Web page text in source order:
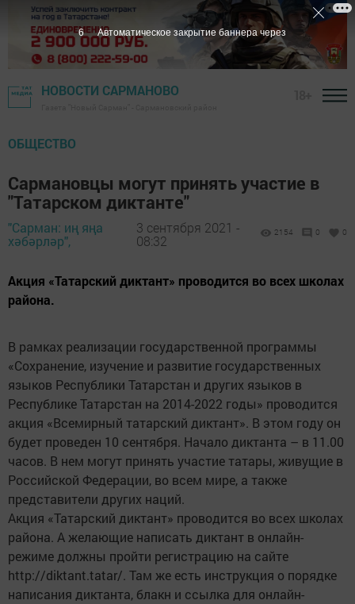
НОВОСТИ САРМАНОВО
ОБЩЕСТВО
Сармановцы могут принять участие в
"Татарском диктанте"
"Сарман: иң яңа
хәбәрләр",
3 сентября 2021 -
08:32
2154 0 0
Акция «Татарский диктант» проводится во всех школах
района.
В рамках реализации государственной программы
«Сохранение, изучение и развитие государственных
языков Республики Татарстан и других языков в
Республике Татарстан на 2014-2022 годы» проводится
акция «Всемирный татарский диктант». В этом году он
будет проведен 10 сентября. Начало диктанта – в 11.00
часов. В нем могут принять участие татары, живущие в
Российской Федерации, во всем мире, а также
представители других наций.
Акция «Татарский диктант» проводится во всех школах
района. А желающие написать диктант в онлайн-
режиме должны пройти регистрацию на сайте
http://diktant.tatar/. Там же есть инструкция о порядке
написания диктанта, блакн и ссылка для онлайн-
5 Автоматическое закрытие баннера через